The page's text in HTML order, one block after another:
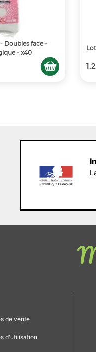
Doubles face -
- x40
de vente
d'utilisation